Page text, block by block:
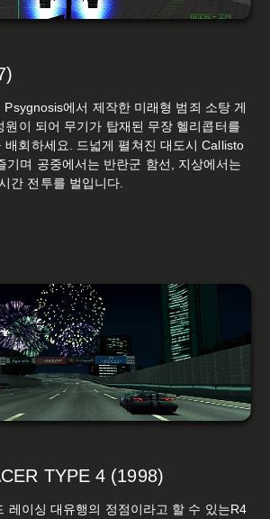
Psygnosis에서 제작한 미래형 범죄 소탕 게
원이 되어 무기가 탑재된 무장 헬리콥터를
배회하세요. 드넓게 펼쳐진 대도시 Callisto
기며 공중에서는 반란군 함선, 지상에서는
간 전투를 벌입니다.
TYPE 4 (1998)
레이싱 대유행의 정점이라고 할 수 있는R4